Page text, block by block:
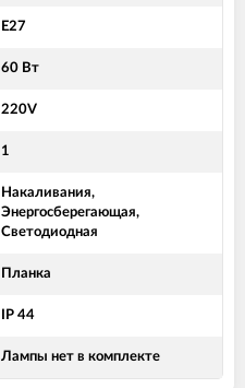
E27
60 Вт
220V
1
Накаливания,
Энергосберегающая,
Светодиодная
Планка
IP 44
Лампы нет в комплекте